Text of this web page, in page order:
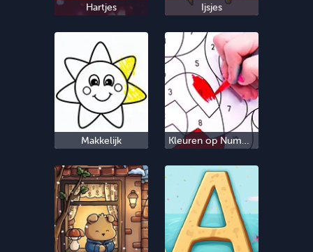
Hartjes Ijsjes
Makkelijk Kleuren op Nummer